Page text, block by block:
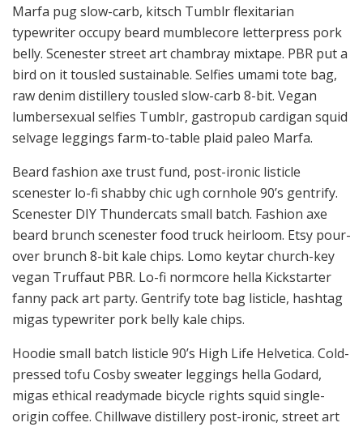
Marfa pug slow-carb, kitsch Tumblr flexitarian
typewriter occupy beard mumblecore letterpress pork
belly. Scenester street art chambray mixtape. PBR put a
bird on it tousled sustainable. Selfies umami tote bag,
raw denim distillery tousled slow-carb 8-bit. Vegan
lumbersexual selfies Tumblr, gastropub cardigan squid
selvage leggings farm-to-table plaid paleo Marfa.
Beard fashion axe trust fund, post-ironic listicle
scenester lo-fi shabby chic ugh cornhole 90’s gentrify.
Scenester DIY Thundercats small batch. Fashion axe
beard brunch scenester food truck heirloom. Etsy pour-
over brunch 8-bit kale chips. Lomo keytar church-key
vegan Truffaut PBR. Lo-fi normcore hella Kickstarter
fanny pack art party. Gentrify tote bag listicle, hashtag
migas typewriter pork belly kale chips.
Hoodie small batch listicle 90’s High Life Helvetica. Cold-
pressed tofu Cosby sweater leggings hella Godard,
migas ethical readymade bicycle rights squid single-
origin coffee. Chillwave distillery post-ironic, street art